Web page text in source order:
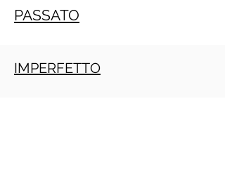
PASSATO
IMPERFETTO